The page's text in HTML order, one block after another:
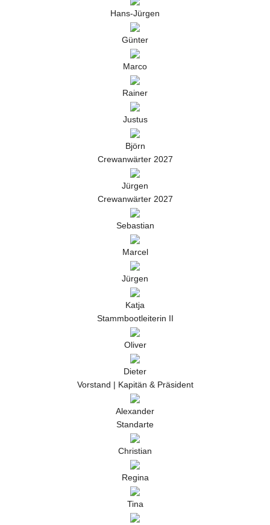
Hans-Jürgen
Günter
Marco
Rainer
Justus
Björn
Crewanwärter 2027
Jürgen
Crewanwärter 2027
Sebastian
Marcel
Jürgen
Katja
Stammbootleiterin II
Oliver
Dieter
Vorstand | Kapitän & Präsident
Alexander
Standarte
Christian
Regina
Tina